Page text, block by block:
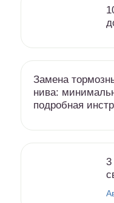
Замена
нива:
подробная
3